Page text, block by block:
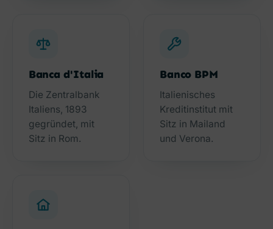
Banca d'Italia
Die Zentralbank
Italiens, 1893
gegründet, mit
Sitz in Rom.
Banco BPM
Italienisches
Kreditinstitut mit
Sitz in Mailand
und Verona.